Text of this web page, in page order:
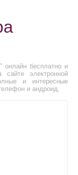
онлайн бесплатно и
сайте электронной
и интересные
и андроид.